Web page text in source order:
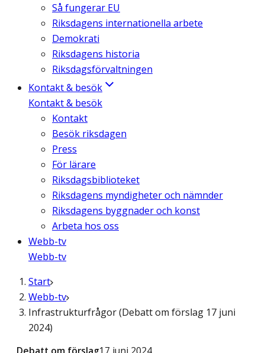
Så fungerar EU
Riksdagens internationella arbete
Demokrati
Riksdagens historia
Riksdagsförvaltningen
Kontakt & besök
Kontakt & besök
Kontakt
Besök riksdagen
Press
För lärare
Riksdagsbiblioteket
Riksdagens myndigheter och nämnder
Riksdagens byggnader och konst
Arbeta hos oss
Webb-tv
Webb-tv
Start
Webb-tv
Infrastrukturfrågor (Debatt om förslag 17 juni
2024)